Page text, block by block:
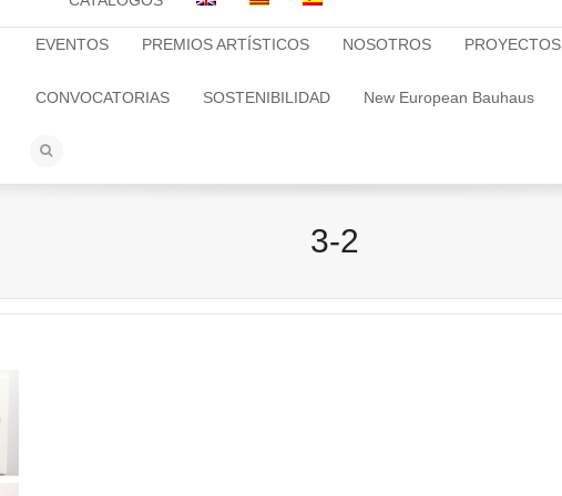
EVENTOS PREMIOS ARTÍSTICOS NOSOTROS PROYECTOS
CONVOCATORIAS SOSTENIBILIDAD New European Bauhaus
3-2